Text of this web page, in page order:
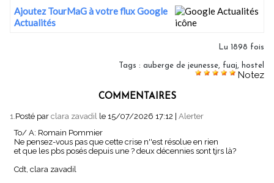
Ajoutez TourMaG à votre flux Google
Actualités
Lu 1898 fois
Tags : auberge de jeunesse, fuaj, hostel
Notez
COMMENTAIRES
1. Posté par clara zavadil le 15/07/2026 17:12
Alerter
To/ A: Romain Pommier
Ne pensez-vous pas que cette crise n''est résolue en rien
et que les pbs posés depuis une ? deux décennies sont tjrs là?
Cdt, clara zavadil